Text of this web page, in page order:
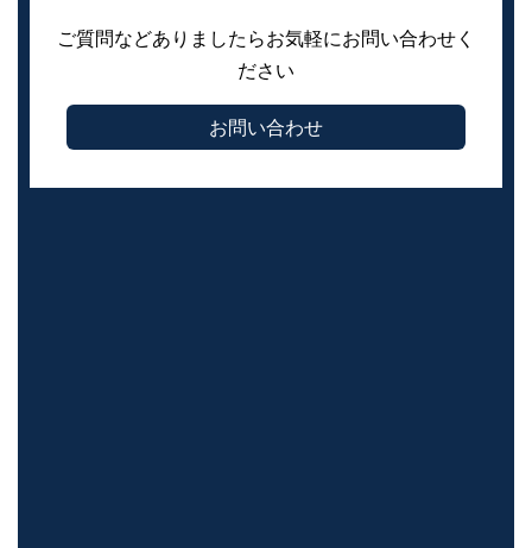
ご質問などありましたらお気軽にお問い合わせく
ださい
お問い合わせ